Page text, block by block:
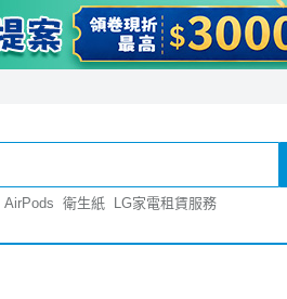
AirPods 衛生紙 LG家電租賃服務